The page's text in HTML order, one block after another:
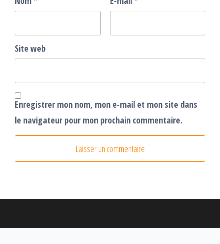
Site web
Enregistrer mon nom, mon e-mail et mon site dans
le navigateur pour mon prochain commentaire.